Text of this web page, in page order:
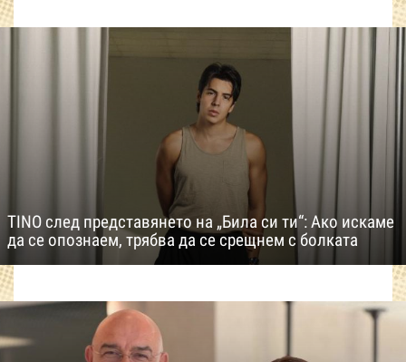
TINO след представянето на „Била си ти“: Ако искаме
да се опознаем, трябва да се срещнем с болката